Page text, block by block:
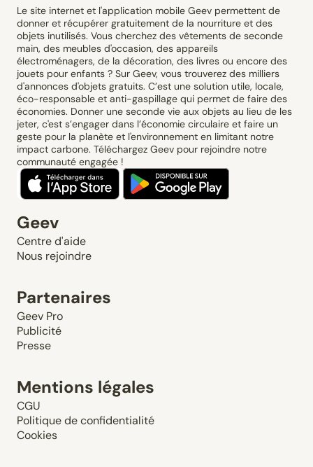
Le site internet et l'application mobile Geev permettent de
donner et récupérer gratuitement de la nourriture et des
objets inutilisés. Vous cherchez des vêtements de seconde
main, des meubles d'occasion, des appareils
électroménagers, de la décoration, des livres ou encore des
jouets pour enfants ? Sur Geev, vous trouverez des milliers
d'annonces d'objets gratuits. C’est une solution utile, locale,
éco-responsable et anti-gaspillage qui permet de faire des
économies. Donner une seconde vie aux objets au lieu de les
jeter, c'est s’engager dans l’économie circulaire et faire un
geste pour la planète et l'environnement en limitant notre
impact carbone. Téléchargez Geev pour rejoindre notre
communauté engagée !
Geev
Centre d'aide
Nous rejoindre
Partenaires
Geev Pro
Publicité
Presse
Mentions légales
CGU
Politique de confidentialité
Cookies